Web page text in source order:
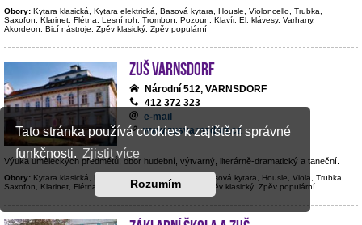
Tato stránka používá cookies k zajištění správné
funkčnosti. Zjistit více
Rozumím
Obory: Kytara klasická, Kytara elektrická, Basová kytara, Housle, Violoncello, Trubka,
Saxofon, Klarinet, Flétna, Lesní roh, Trombon, Pozoun, Klavír, El. klávesy, Varhany,
Akordeon, Bicí nástroje, Zpěv klasický, Zpěv populární
ZUŠ Varnsdorf
Národní 512, VARNSDORF
412 372 323
e-mail
www.zusvarnsdorf.cz
Výuka uměleckých předmětů; obor hudební, výtvarný, literárně-dramatický a taneční.
Obory: Kytara klasická, Kytara elektrická, Kontrabas, Basová kytara, Housle, Viola, Trubka,
Saxofon, Klarinet, Flétna, Hoboj, Klavír, Bicí nástroje, Zpěv klasický, Zpěv populární